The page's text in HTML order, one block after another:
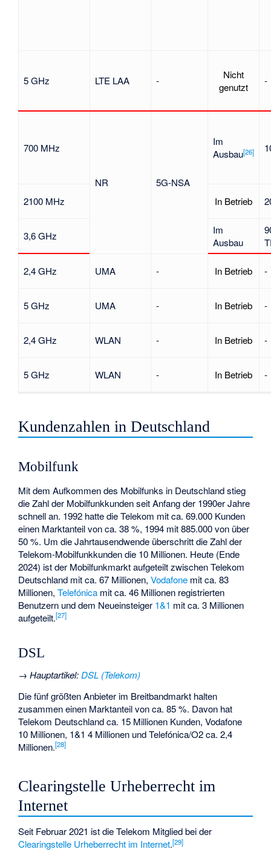
5 GHz LTE LAA -
Nicht
genutzt
-
700 MHz
NR 5G-NSA
Im
Ausbau[26]
2100 MHz In Betrieb
3,6 GHz
Im
Ausbau
2,4 GHz UMA - In Betrieb -
5 GHz UMA - In Betrieb -
2,4 GHz WLAN - In Betrieb -
5 GHz WLAN - In Betrieb -
Kundenzahlen in Deutschland
Mobilfunk
Mit dem Aufkommen des Mobilfunks in Deutschland stieg
die Zahl der Mobilfunkkunden seit Anfang der 1990er Jahre
schnell an. 1992 hatte die Telekom mit ca. 69.000 Kunden
einen Marktanteil von ca. 38 %, 1994 mit 885.000 von über
50 %. Um die Jahrtausendwende überschritt die Zahl der
Telekom-Mobilfunkkunden die 10 Millionen. Heute (Ende
2024) ist der Mobilfunkmarkt aufgeteilt zwischen Telekom
Deutschland mit ca. 67 Millionen,Vodafone mit ca. 83
Millionen,Telefónica mit ca. 46 Millionen registrierten
Benutzern und dem Neueinsteiger 1&1 mit ca. 3 Millionen
aufgeteilt.[27]
DSL
→Hauptartikel:DSL (Telekom)
Die fünf größten Anbieter im Breitbandmarkt halten
zusammen einen Marktanteil von ca. 85 %. Davon hat
Telekom Deutschland ca. 15 Millionen Kunden, Vodafone
10 Millionen, 1&1 4 Millionen und Telefónica/O2 ca. 2,4
Millionen.[28]
Clearingstelle Urheberrecht im
Internet
Seit Februar 2021 ist die Telekom Mitglied bei der
Clearingstelle Urheberrecht im Internet.[29]